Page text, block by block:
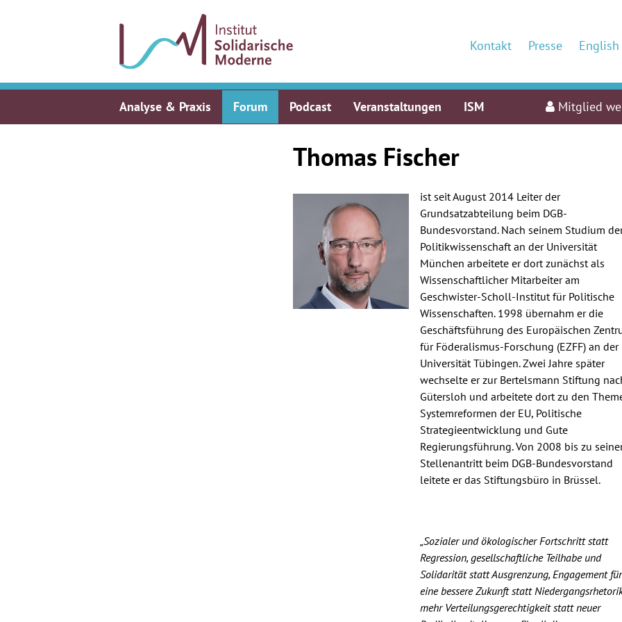
Analyse & Praxis Forum Podcast Veranstaltungen ISM Mitglied
Kontakt Presse English
Thomas Fischer
ist seit August 2014 Leiter der
Grundsatzabteilung beim DGB-
Bundesvorstand. Nach seinem Studium
Politikwissenschaft an der Universität
München arbeitete er dort zunächst als
Wissenschaftlicher Mitarbeiter am
Geschwister-Scholl-Institut für Politische
Wissenschaften. 1998 übernahm er die
Geschäftsführung des Europäischen
für Föderalismus-Forschung (EZFF) an der
Universität Tübingen. Zwei Jahre später
wechselte er zur Bertelsmann Stiftung
Gütersloh und arbeitete dort zu den
Systemreformen der EU, Politische
Strategieentwicklung und Gute
Regierungsführung. Von 2008 bis zu
Stellenantritt beim DGB-Bundesvorstand
leitete er das Stiftungsbüro in Brüssel.
„Sozialer und ökologischer Fortschritt statt
Regression, gesellschaftliche Teilhabe und
Solidarität statt Ausgrenzung, Engagement für
eine bessere Zukunft statt
mehr Verteilungsgerechtigkeit statt neuer